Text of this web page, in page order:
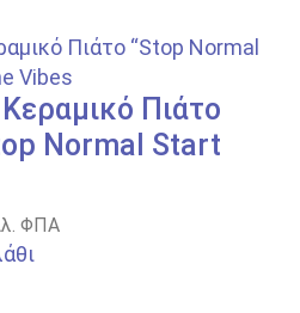
Πιάτο
Normal Start
ΦΠΑ